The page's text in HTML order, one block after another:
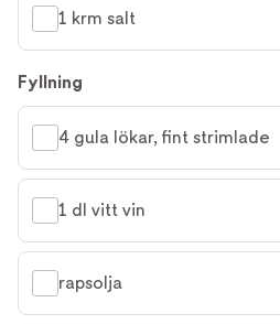
1 krm salt
Fyllning
4 gula lökar, fint strimlade
1 dl vitt vin
rapsolja